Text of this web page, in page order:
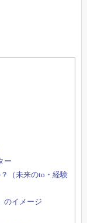
ー
（未来のto・経験
のイメージ